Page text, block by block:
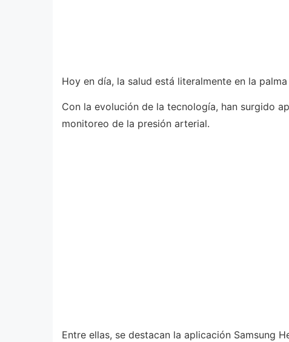
Hoy en día, la salud está literalmente en la
Con la evolución de la tecnología, han surgido
monitoreo de la presión arterial.
Entre ellas, se destacan la aplicación Samsung